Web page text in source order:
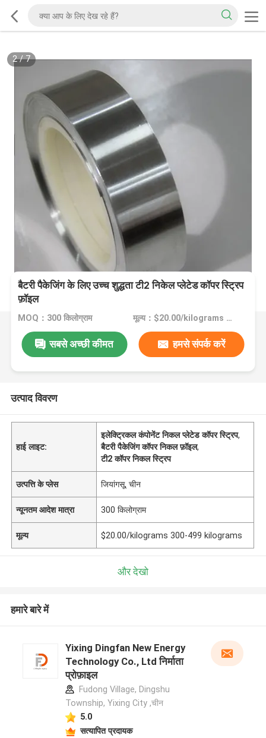
2/7
बैटरी पैकेजिंग के लिए उच्च शुद्धता टी2 निकेल प्लेटेड कॉपर स्ट्रिप
फ़ॉइल
MOQ：300 किलोग्राम मूल्य：$20.00/kilograms 300-499 kilograms
सबसे अच्छी कीमत हमसे संपर्क करें
उत्पाद विवरण
हाई लाइट:
इलेक्ट्रिकल कंपोनेंट निकल प्लेटेड कॉपर स्ट्रिप,
बैटरी पैकेजिंग कॉपर निकल फ़ॉइल,
टी2 कॉपर निकल स्ट्रिप
उत्पत्ति के प्लेस जियांगसू, चीन
न्यूनतम आदेश मात्रा 300 किलोग्राम
मूल्य $20.00/kilograms 300-499 kilograms
और देखो
हमारे बारे में
Yixing Dingfan New Energy
Technology Co., Ltd निर्माता
प्रोफ़ाइल
Fudong Village, Dingshu
Township, Yixing City ,चीन
5.0
सत्यापित प्रदायक